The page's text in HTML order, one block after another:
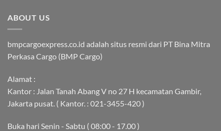
ABOUT US
bmpcargoexpress.co.id adalah situs resmi dari PT Bina Mitra
Perkasa Cargo (BMP Cargo)
Alamat :
Kantor : Jalan Tanah Abang V no 27 H kecamatan Gambir,
Jakarta pusat. ( Kantor. : 021-3455-420 )
Buka hari Senin - Sabtu ( 08:00 - 17.00 )